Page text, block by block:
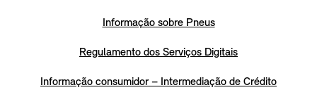
Informação sobre Pneus
Regulamento dos Serviços Digitais
Informação consumidor – Intermediação de Crédito